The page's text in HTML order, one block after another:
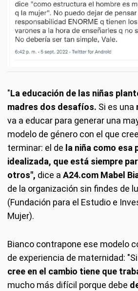
"La educación de las niñas
madres dos desafíos. Si es una
va a educar para generar una
modelo de género con el que
terminar: el de la niña como esa
idealizada, que está siempre
otros", dice a A24.com Mabel
de la organización sin findes de
(Fundación para el Estudio e
Mujer).
Bianco contrapone ese modelo
de experiencia de maternidad:
cree en el cambio tiene que
mucho más difícil porque debe